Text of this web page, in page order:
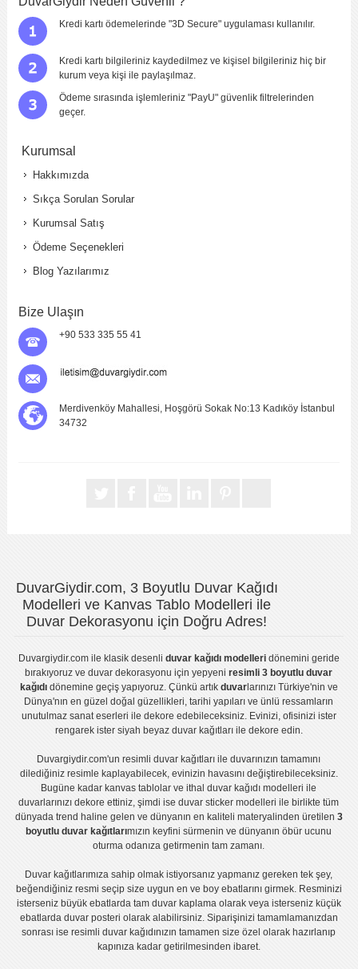
Kalitesi
Yapıştırma
Kolaylığı
Fiyat
Sitede Görünecek İsim
Yorumunuzun Başlığı
Yorumu Gönder
Kredi kartı ödemelerinde "3D Secure" uygulaması kullanılır.
Kredi kartı bilgileriniz kaydedilmez ve kişisel bilgileriniz hiç bir
kurum veya kişi ile paylaşılmaz.
Ödeme sırasında işlemleriniz "PayU" güvenlik filtrelerinden
geçer.
Kurumsal
Hakkımızda
Sıkça Sorulan Sorular
Kurumsal Satış
Ödeme Seçenekleri
Blog Yazılarımız
Bize Ulaşın
+90 533 335 55 41
Merdivenköy Mahallesi, Hoşgörü Sokak No:13 Kadıköy İstanbul
34732
DuvarGiydir.com, 3 Boyutlu Duvar Kağıdı
Modelleri ve Kanvas Tablo Modelleri ile
Duvar Dekorasyonu için Doğru Adres!
Duvargiydir.comile klasik desenli duvar kağıdı modelleridönemini geride
bırakıyoruz veduvar dekorasyonu için yepyeniresimli 3 boyutlu duvar
kağıdıdönemine geçiş yapıyoruz. Çünkü artık duvarlarınızı Türkiye'nin ve
Dünya'nın en güzel doğal güzellikleri, tarihi yapıları ve ünlü ressamların
unutulmaz sanat eserleri ile dekore edebileceksiniz. Evinizi, ofisinizi ister
rengarek ister siyah beyaz duvar kağıtlarıile dekore edin.
Duvargiydir.com'unresimli duvar kağıtları ile duvarınızın tamamını
dilediğiniz resimle kaplayabilecek, evinizin havasını değiştirebileceksiniz.
Bugüne kadar kanvas tablo lar veithal duvar kağıdı modelleri ile
duvarlarınızı dekore ettiniz, şimdi iseduvar sticker modelleri ile birlikte tüm
dünyada trend haline gelen ve dünyanın en kaliteli materyalinden üretilen 3
boyutlu duvar kağıtlarımızın keyfini sürmenin ve dünyanın öbür ucunu
oturma odanıza getirmenin tam zamanı.
Duvar kağıtlarımıza sahip olmak istiyorsanız yapmanız gereken tek şey,
beğendiğiniz resmi seçip size uygun en ve boy ebatlarını girmek. Resminizi
isterseniz büyük ebatlarda tam duvar kaplamaolarak veya isterseniz küçük
ebatlarda duvar posteri olarak alabilirsiniz. Siparişinizi tamamlamanızdan
sonrası iseresimli duvar kağıdınızın tamamen size özel olarak hazırlanıp
kapınıza kadar getirilmesinden ibaret.